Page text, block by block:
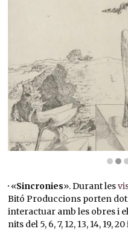
· «Sincronies». Durant les
Bitó Produccions porten
interactuar amb les obres i
nits del 5, 6, 7, 12, 13, 14, 19,